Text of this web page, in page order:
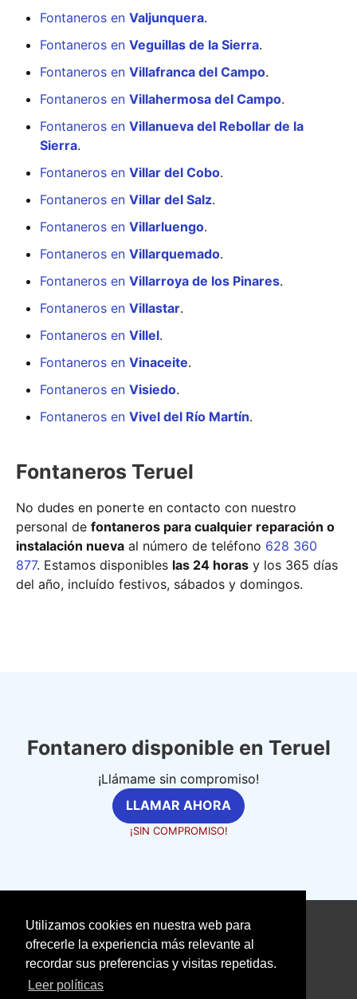
Utilizamos cookies en nuestra web para
ofrecerle la experiencia más relevante al
recordar sus preferencias y visitas repetidas.
Leer políticas
Fontaneros en Valjunquera.
Fontaneros en Veguillas de la Sierra.
Fontaneros en Villafranca del Campo.
Fontaneros en Villahermosa del Campo.
Fontaneros en Villanueva del Rebollar de la
Sierra.
Fontaneros en Villar del Cobo.
Fontaneros en Villar del Salz.
Fontaneros en Villarluengo.
Fontaneros en Villarquemado.
Fontaneros en Villarroya de los Pinares.
Fontaneros en Villastar.
Fontaneros en Villel.
Fontaneros en Vinaceite.
Fontaneros en Visiedo.
Fontaneros en Vivel del Río Martín.
Fontaneros Teruel
No dudes en ponerte en contacto con nuestro
personal de fontaneros para cualquier reparación o
instalación nueva al número de teléfono 628 360
877. Estamos disponibles las 24 horas y los 365 días
del año, incluído festivos, sábados y domingos.
Fontanero disponible en Teruel
¡Llámame sin compromiso!
LLAMAR AHORA
¡SIN COMPROMISO!
fontaneriaprofesional.com
Aviso Legal